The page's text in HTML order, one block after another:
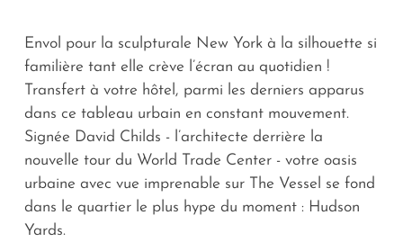
Envol pour la sculpturale New York à la silhouette si
familière tant elle crève l’écran au quotidien !
Transfert à votre hôtel, parmi les derniers apparus
dans ce tableau urbain en constant mouvement.
Signée David Childs - l’architecte derrière la
nouvelle tour du World Trade Center - votre oasis
urbaine avec vue imprenable sur The Vessel se fond
dans le quartier le plus hype du moment : Hudson
Yards.